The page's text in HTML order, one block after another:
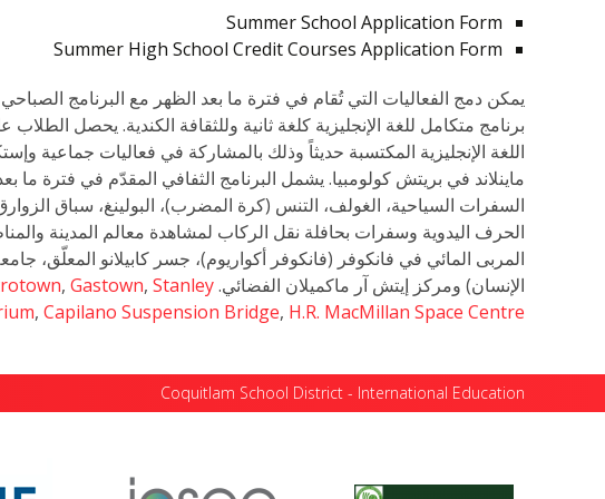
Summer School Application Form
Summer High School Credit Courses Application Form
يمكن دمج الفعاليات التي تُقام في فترة ما بعد الظهر مع البرنامج الصباحي
برنامج متكامل للغة الإنجليزية كلغة ثانية وللثقافة الكندية. يحصل
اللغة الإنجليزية المكتسبة حديثاً وذلك بالمشاركة في فعاليات جماعية
ماينلاند في بريتش كولومبيا. يشمل البرنامج الثفافي المقدّم في فترة ما
السفرات السياحية، الغولف، التنس (كرة المضرب)، البولينغ، سباق
الحرف اليدوية وسفرات بحافلة نقل الركاب لمشاهدة معالم المدينة
المربى المائي في فانكوفر (فانكوفر أكواريوم)، جسر كابيلانو المعلّق،
الإنسان) ومركز إيتش آر ماكميلان الفضائي.
, Gastown, Stanley
, Capilano Suspension Bridge, H.R. MacMillan Space Centre
Coquitlam School District - International Education